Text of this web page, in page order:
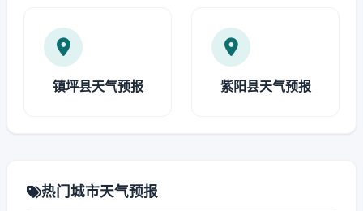
镇坪县天气预报 紫阳县天气预报
热门城市天气预报